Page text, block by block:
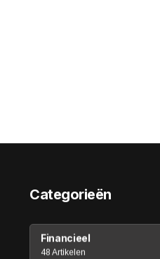
Categorieën
Financieel
48 Artikelen